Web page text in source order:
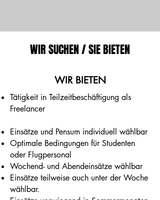
WIR SUCHEN / SIE BIETEN
WIR BIETEN
Tätigkeit in Teilzeitbeschäftigung als
Freelancer
Einsätze und Pensum individuell wählbar
Optimale Bedingungen für Studenten
oder Flugpersonal
Wochend- und Abendeinsätze wählbar
Einsätze teilweise auch unter der Woche
wählbar.